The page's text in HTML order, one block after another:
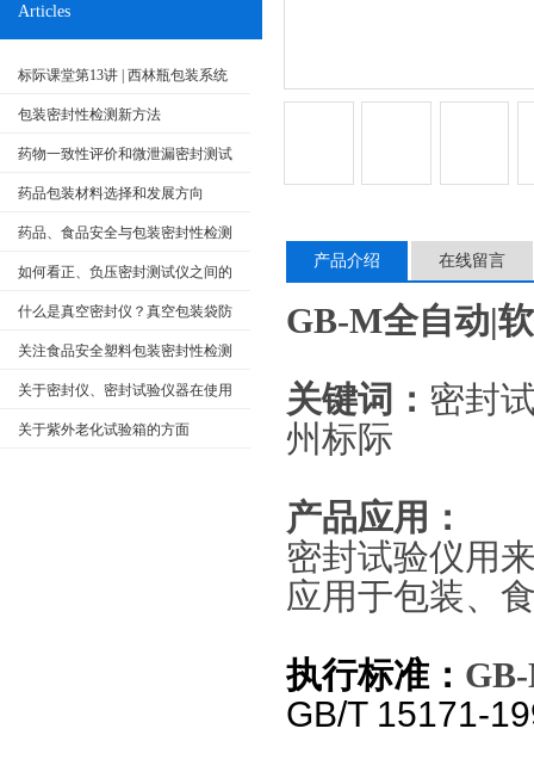
Articles
标际课堂第13讲 | 西林瓶包装系统
密封完整性检查方法介绍
包装密封性检测新方法
药物一致性评价和微泄漏密封测试
药品包装材料选择和发展方向
药品、食品安全与包装密封性检测
如何看正、负压密封测试仪之间的
检测原理及主要不同？
什么是真空密封仪？真空包装袋防
潮密封性能如何检测？
关注食品安全塑料包装密封性检测
试验方面
关于密封仪、密封试验仪器在使用
上的常见故障及维护方面
关于紫外老化试验箱的方面
产品介绍 在线留言
GB-M全自动|
关键词： 密封
州标际
产品应用：
密封试验仪用
应用于包装、
执行标准：
GB/T 15171-